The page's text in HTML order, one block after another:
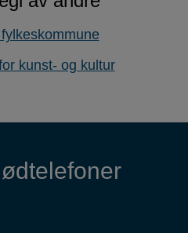
kunst- og kultur